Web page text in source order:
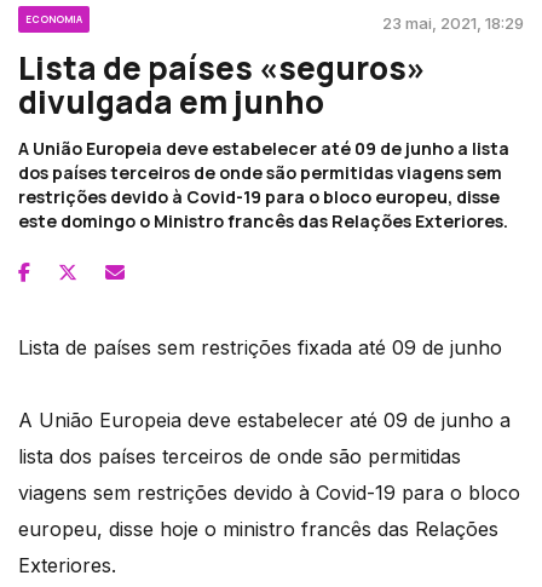
ECONOMIA 23 mai, 2021, 18:29
Lista de países «seguros»
divulgada em junho
A União Europeia deve estabelecer até 09 de junho a lista
dos países terceiros de onde são permitidas viagens sem
restrições devido à Covid-19 para o bloco europeu, disse
este domingo o Ministro francês das Relações Exteriores.
Lista de países sem restrições fixada até 09 de junho
A União Europeia deve estabelecer até 09 de junho a
lista dos países terceiros de onde são permitidas
viagens sem restrições devido à Covid-19 para o bloco
europeu, disse hoje o ministro francês das Relações
Exteriores.